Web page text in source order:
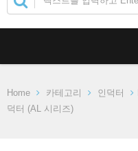
Home 카테고리 인덕터
덕터 (AL 시리즈)